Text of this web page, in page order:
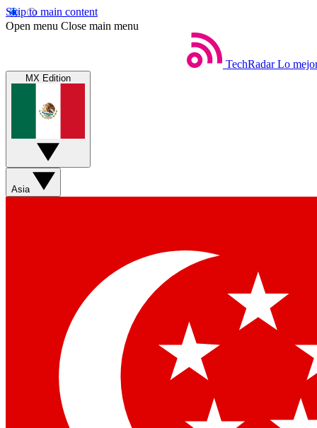
Skip to main content
Open menu Close main menu
TechRadar Lo
MX Edition
Asia